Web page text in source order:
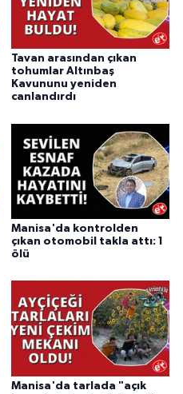
Tavan arasından çıkan
tohumlar Altınbaş
Kavununu yeniden
canlandırdı
Manisa'da kontrolden
çıkan otomobil takla attı: 1
ölü
Manisa'da tarlada "açık